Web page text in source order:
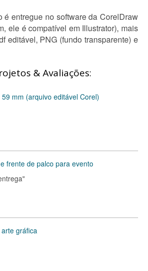
é entregue no software da CorelDraw
ele é compatível em Illustrator), mais
editável, PNG (fundo transparente) e
& Avaliações:
mm (arquivo editável Corel)
frente de palco para evento
gráfica